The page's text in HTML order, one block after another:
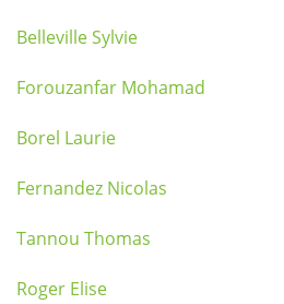
Belleville Sylvie
Forouzanfar Mohamad
Borel Laurie
Fernandez Nicolas
Tannou Thomas
Roger Elise